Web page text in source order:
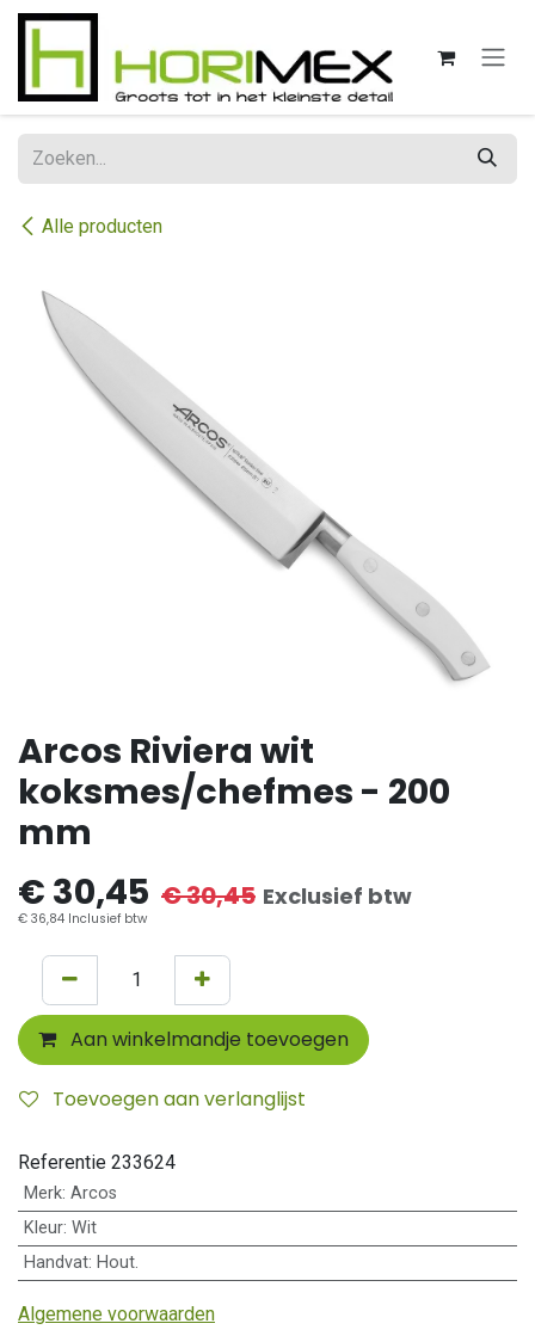
Overslaan naar inhoud
Alle producten
Arcos Riviera wit
koksmes/chefmes - 200
mm
€ 30,45 €30,45 Exclusief btw
€ 36,84 Inclusief btw
Aan winkelmandje toevoegen
Toevoegen aan verlanglijst
Referentie 233624
Merk: Arcos
Kleur: Wit
Handvat: Hout.
Algemene voorwaarden